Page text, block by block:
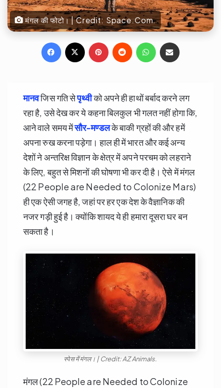
मंगल की फोटो। | Credit: Space.Com.
Facebook Pinterest
Reddit WhatsApp
मानवजिस गति सेपृथ्वीको अपने ही हाथों बर्बाद करने लग
रहा है, उसे देख कर ये कहना बिलकुल भी गलत नहीं होगा कि,
आने वाले समय मेंसौर-मण्डलके बाकी ग्रहों की और हमें
अपना रुख करना पड़ेगा। हाल ही में भारत और कई अन्य
देशों ने अन्तरिक्ष विज्ञान के क्षेत्र में अपने परचम को लहराने
के लिए, बहुत से मिशनों की घोषणा भी कर दी है। ऐसे में मंगल
(22 People are Needed to Colonize Mars)
ही एक ऐसी जगह है, जहां पर हर एक देश के वैज्ञानिक की
नजर गड़ी हुई है। क्योंकि शायद ये ही हमारा दूसरा घर बन
सकता है।
स्पेस में मंगल। | Credit: AZ Animals.
मंगल (22 People are Needed to Colonize